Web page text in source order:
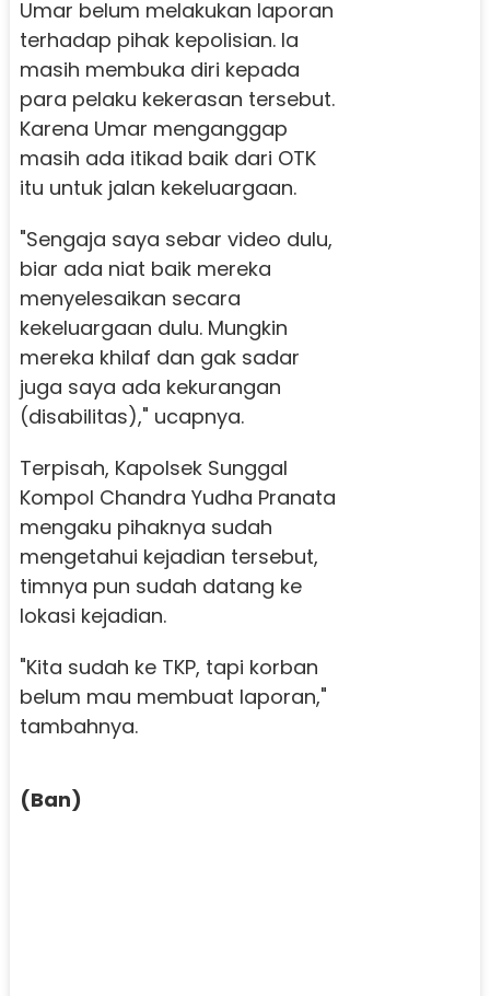
Umar belum melakukan laporan
terhadap pihak kepolisian. Ia
masih membuka diri kepada
para pelaku kekerasan tersebut.
Karena Umar menganggap
masih ada itikad baik dari OTK
itu untuk jalan kekeluargaan.
"Sengaja saya sebar video dulu,
biar ada niat baik mereka
menyelesaikan secara
kekeluargaan dulu. Mungkin
mereka khilaf dan gak sadar
juga saya ada kekurangan
(disabilitas)," ucapnya.
Terpisah, Kapolsek Sunggal
Kompol Chandra Yudha Pranata
mengaku pihaknya sudah
mengetahui kejadian tersebut,
timnya pun sudah datang ke
lokasi kejadian.
"Kita sudah ke TKP, tapi korban
belum mau membuat laporan,"
tambahnya.
(Ban)